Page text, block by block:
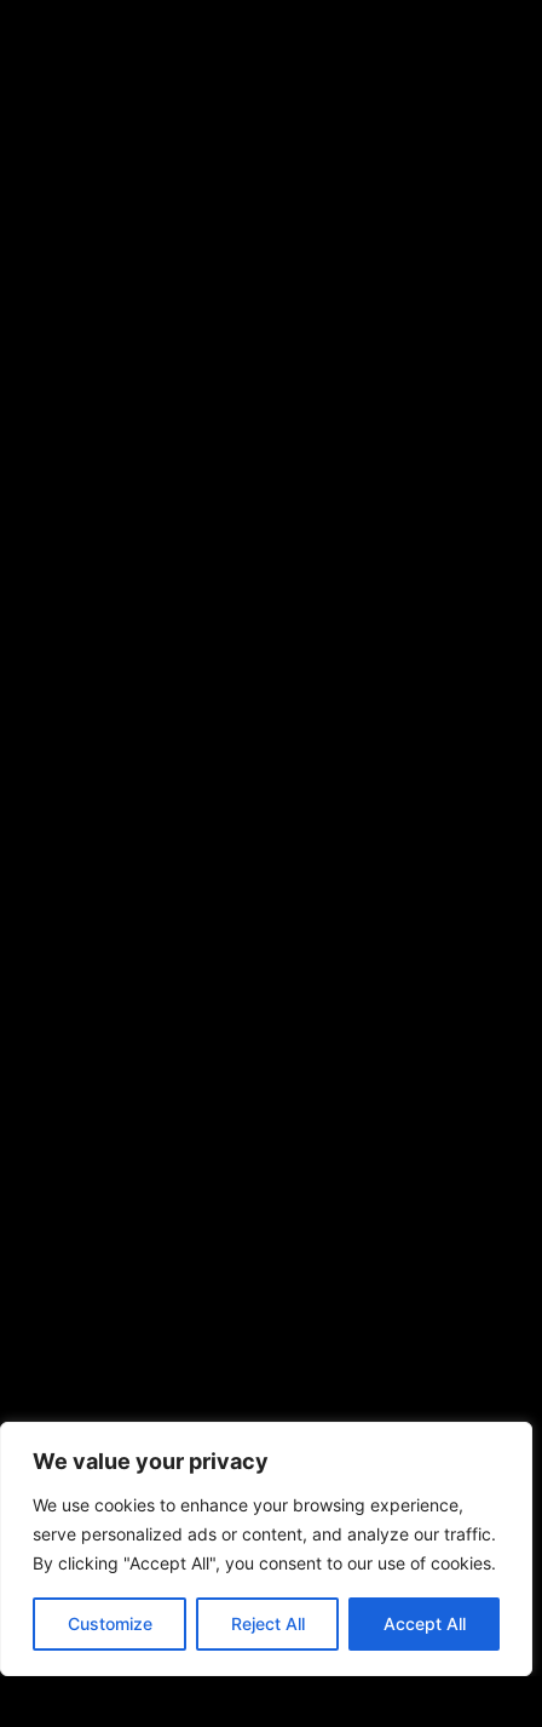
We value your privacy
We use cookies to enhance your browsing experience,
serve personalized ads or content, and analyze our traffic.
By clicking "Accept All", you consent to our use of cookies.
Customize Reject All Accept All